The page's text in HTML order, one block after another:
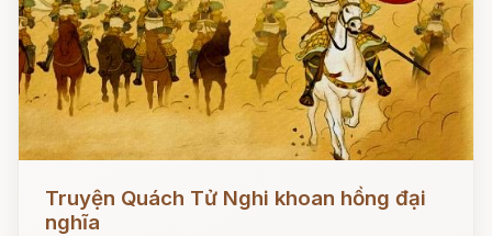
Truyện Quách Tử Nghi khoan hồng đại
nghĩa